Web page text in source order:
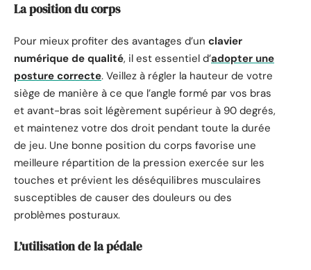
La position du corps
Pour mieux profiter des avantages d’un clavier
numérique de qualité, il est essentiel d’adopter une
posture correcte. Veillez à régler la hauteur de votre
siège de manière à ce que l’angle formé par vos bras
et avant-bras soit légèrement supérieur à 90 degrés,
et maintenez votre dos droit pendant toute la durée
de jeu. Une bonne position du corps favorise une
meilleure répartition de la pression exercée sur les
touches et prévient les déséquilibres musculaires
susceptibles de causer des douleurs ou des
problèmes posturaux.
L’utilisation de la pédale